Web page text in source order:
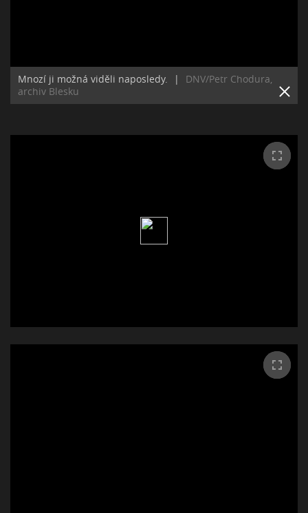
Mnozí ji možná viděli naposledy. |
DNV/Petr Chodura,
archiv Blesku